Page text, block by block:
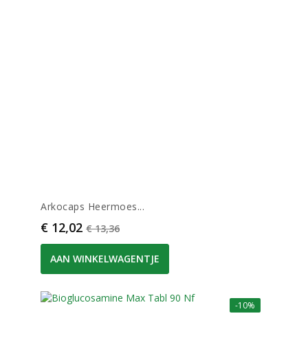
Arkocaps Heermoes...
Prijs
€ 12,02 Normale prijs
€ 13,36
AAN WINKELWAGENTJE
-10%